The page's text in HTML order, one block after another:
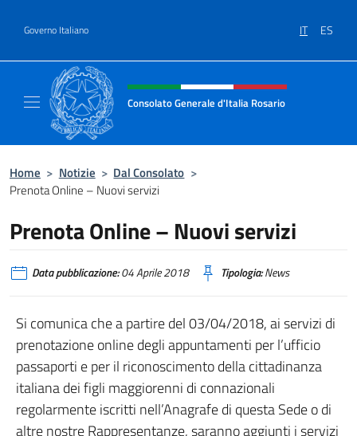
Governo Italiano IT ES
Intestazione sito, social e menù
Consolato Generale d'Italia Rosario
Home > Notizie > Dal Consolato >
Prenota Online – Nuovi servizi
Prenota Online – Nuovi servizi
Data pubblicazione:04 Aprile 2018 Tipologia:News
Si comunica che a partire del 03/04/2018, ai servizi di
prenotazione online degli appuntamenti per l’ufficio
passaporti e per il riconoscimento della cittadinanza
italiana dei figli maggiorenni di connazionali
regolarmente iscritti nell’Anagrafe di questa Sede o di
altre nostre Rappresentanze, saranno aggiunti i servizi